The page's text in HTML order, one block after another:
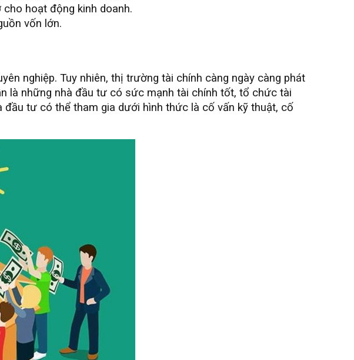
hoạt động kinh doanh.
vốn lớn.
nghiệp. Tuy nhiên, thị trường tài chính càng ngày càng phát
là những nhà đầu tư có sức mạnh tài chính tốt, tổ chức tài
đầu tư có thể tham gia dưới hình thức là cố vấn kỹ thuật, cố